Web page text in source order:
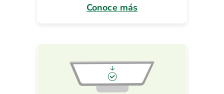
Conoce más